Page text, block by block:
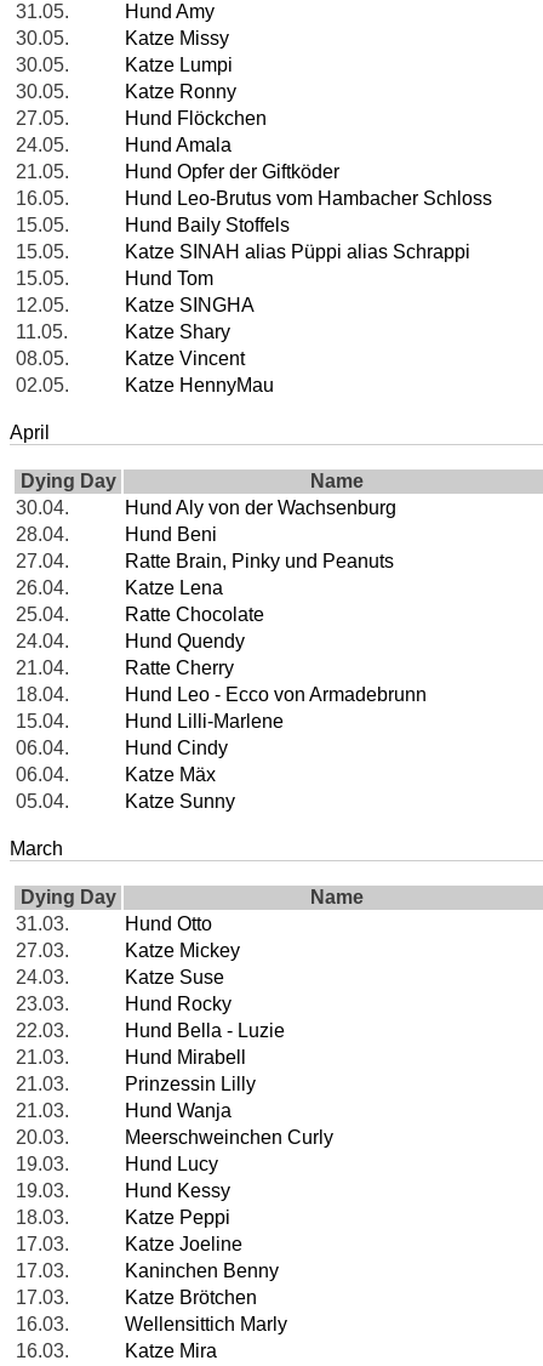
31.05.
Hund Amy
30.05.
Katze Missy
30.05.
Katze Lumpi
30.05.
Katze Ronny
27.05.
Hund Flöckchen
24.05.
Hund Amala
21.05.
Hund Opfer der Giftköder
16.05.
Hund Leo-Brutus vom Hambacher Schloss
15.05.
Hund Baily Stoffels
15.05.
Katze SINAH alias Püppi alias Schrappi
15.05.
Hund Tom
12.05.
Katze SINGHA
11.05.
Katze Shary
08.05.
Katze Vincent
02.05.
Katze HennyMau
April
Dying Day
Name
30.04.
Hund Aly von der Wachsenburg
28.04.
Hund Beni
27.04.
Ratte Brain, Pinky und Peanuts
26.04.
Katze Lena
25.04.
Ratte Chocolate
24.04.
Hund Quendy
21.04.
Ratte Cherry
18.04.
Hund Leo - Ecco von Armadebrunn
15.04.
Hund Lilli-Marlene
06.04.
Hund Cindy
06.04.
Katze Mäx
05.04.
Katze Sunny
March
Dying Day
Name
31.03.
Hund Otto
27.03.
Katze Mickey
24.03.
Katze Suse
23.03.
Hund Rocky
22.03.
Hund Bella - Luzie
21.03.
Hund Mirabell
21.03.
Prinzessin Lilly
21.03.
Hund Wanja
20.03.
Meerschweinchen Curly
19.03.
Hund Lucy
19.03.
Hund Kessy
18.03.
Katze Peppi
17.03.
Katze Joeline
17.03.
Kaninchen Benny
17.03.
Katze Brötchen
16.03.
Wellensittich Marly
16.03.
Katze Mira